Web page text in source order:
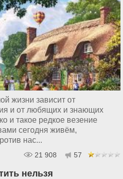
жизни зависит от
и от любящих и знающих
и такое редкое везение
сегодня живём,
нас...
21 908 57
нельзя